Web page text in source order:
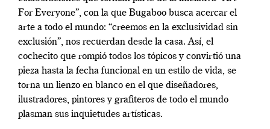
For Everyone”, con la que Bugaboo busca acercar el
arte a todo el mundo: “creemos en la exclusividad sin
exclusión”, nos recuerdan desde la casa. Así, el
cochecito que rompió todos los tópicos y convirtió una
pieza hasta la fecha funcional en un estilo de vida, se
torna un lienzo en blanco en el que diseñadores,
ilustradores, pintores y grafiteros de todo el mundo
plasman sus inquietudes artísticas.